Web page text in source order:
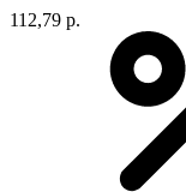
112,79 р.